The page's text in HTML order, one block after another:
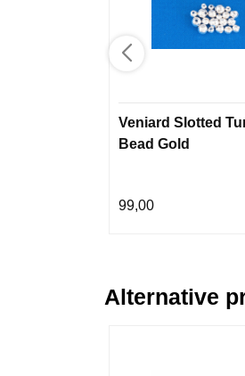
Veniard Slotted
Bead Gold
99,00
Alternative